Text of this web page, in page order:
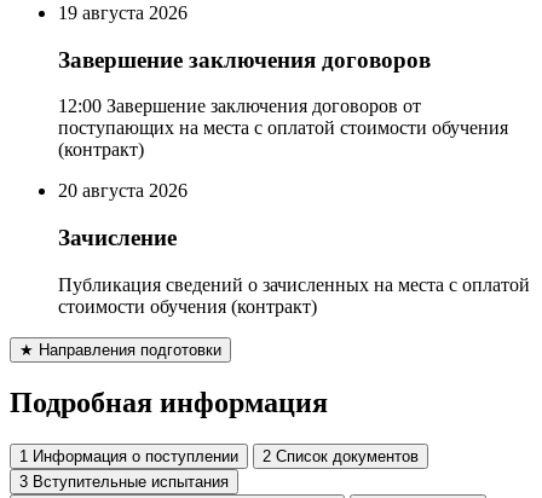
19 августа 2026
Завершение заключения договоров
12:00 Завершение заключения договоров от
поступающих на места с оплатой стоимости обучения
(контракт)
20 августа 2026
Зачисление
Публикация сведений о зачисленных на места с оплатой
стоимости обучения (контракт)
★ Направления подготовки
Подробная информация
1 Информация о поступлении 2 Список документов
3 Вступительные испытания